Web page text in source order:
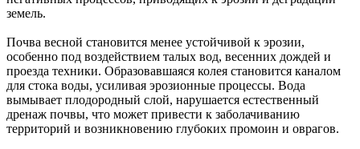
земель.
Почва весной становится менее устойчивой к эрозии,
особенно под воздействием талых вод, весенних дождей и
проезда техники. Образовавшаяся колея становится каналом
для стока воды, усиливая эрозионные процессы. Вода
вымывает плодородный слой, нарушается естественный
дренаж почвы, что может привести к заболачиванию
территорий и возникновению глубоких промоин и оврагов.